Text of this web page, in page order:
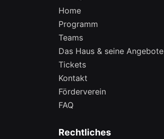
Home
Programm
Teams
Das Haus & seine Angebote
Tickets
Kontakt
Förderverein
FAQ
Rechtliches